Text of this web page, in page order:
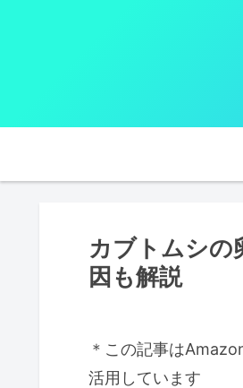
カブトムシの
因も解説
＊この記事は
活用しています